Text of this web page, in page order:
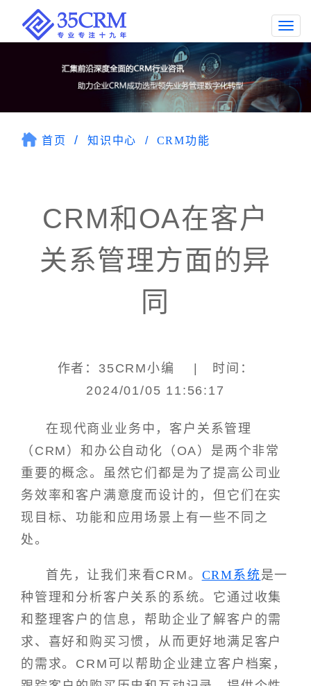
首页 知识中心 CRM功能
CRM和OA在客户
关系管理方面的异
同
作者：35CRM小编 | 时间：
2024/01/05 11:56:17
在现代商业业务中，客户关系管理
（CRM）和办公自动化（OA）是两个非常
重要的概念。虽然它们都是为了提高公司业
务效率和客户满意度而设计的，但它们在实
现目标、功能和应用场景上有一些不同之
处。
首先，让我们来看CRM。 CRM系统是一
种管理和分析客户关系的系统。它通过收集
和整理客户的信息，帮助企业了解客户的需
求、喜好和购买习惯，从而更好地满足客户
的需求。CRM可以帮助企业建立客户档案，